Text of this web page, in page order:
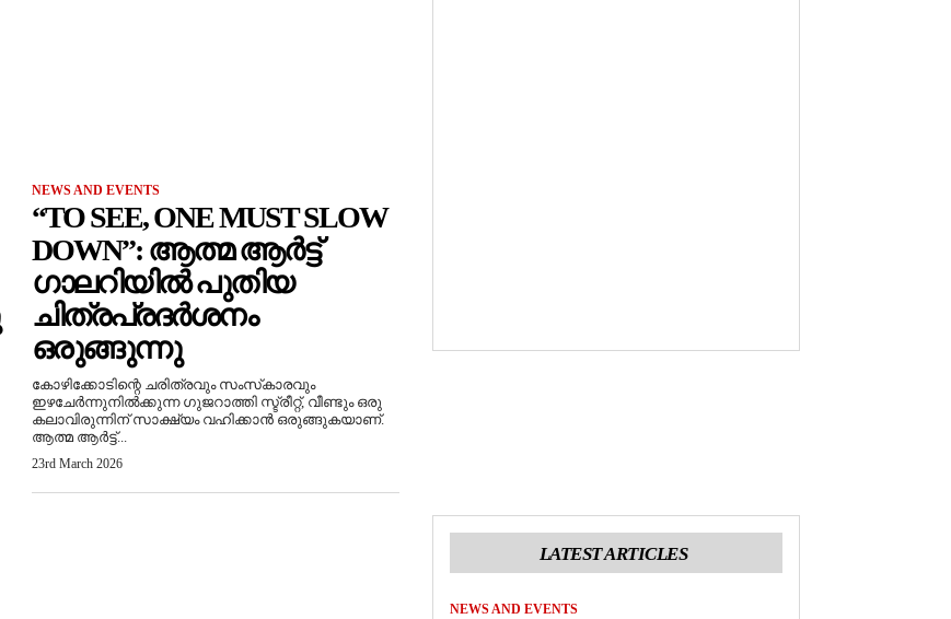
NEWS AND EVENTS
“TO SEE, ONE MUST SLOW
DOWN”: ആത്മ ആർട്ട്
ഗാലറിയിൽ പുതിയ
ചിത്രപ്രദർശനം
ഒരുങ്ങുന്നു
കോഴിക്കോടിന്റെ ചരിത്രവും സംസ്‌കാരവും
ഇഴചേർന്നുനിൽക്കുന്ന ഗുജറാത്തി സ്ട്രീറ്റ്, വീണ്ടും ഒരു
കലാവിരുന്നിന് സാക്ഷ്യം വഹിക്കാൻ ഒരുങ്ങുകയാണ്.
ആത്മ ആർട്ട്...
23rd March 2026
LATEST ARTICLES
NEWS AND EVENTS